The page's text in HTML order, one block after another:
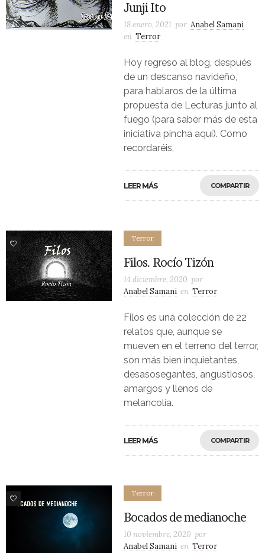
Junji Ito
18 enero, 2021 por Anabel Samani
en Terror
Hoy regreso al blog, después
de un descanso navideño,
para hablaros de la última
propuesta de Lecturas junto al
fuego (para saber más de esta
iniciativa pincha aquí). Como
recordaréis,
LEER MÁS COMPARTIR
0
Terror
Filos. Rocío Tizón
14 diciembre, 2020 por
Anabel Samani en Terror
Filos es una colección de 22
relatos que, aunque se
mueven en el terreno del terror,
son más bien inquietantes,
desasosegantes, angustiosos,
amargos y llenos de
melancolía.
LEER MÁS COMPARTIR
1
Terror
Bocados de medianoche
10 noviembre, 2020 por
Anabel Samani en Terror